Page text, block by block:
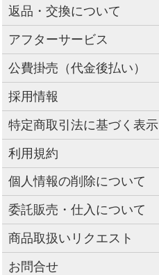
返品・交換について
アフターサービス
公費掛売（代金後払い）
採用情報
特定商取引法に基づく表示
利用規約
個人情報の削除について
委託販売・仕入について
商品取扱いリクエスト
お問合せ